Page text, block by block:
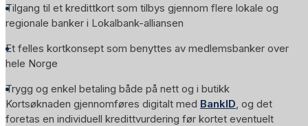
Tilgang til et kredittkort som tilbys gjennom flere lokale og
regionale banker i Lokalbank-alliansen
Et felles kortkonsept som benyttes av medlemsbanker over
hele Norge
Trygg og enkel betaling både på nett og i butikk
Kortsøknaden gjennomføres digitalt med BankID , og det
foretas en individuell kredittvurdering før kortet eventuelt